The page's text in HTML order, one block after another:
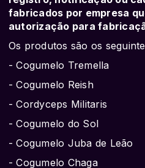
fabricados por empresa
autorização para
Os produtos são os
- Cogumelo Tremella
- Cogumelo Reish
- Cordyceps Militaris
- Cogumelo do Sol
- Cogumelo Juba de Leão
- Cogumelo Chaga